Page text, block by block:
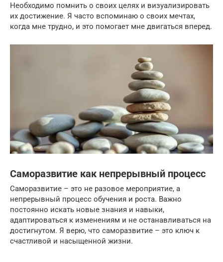
Необходимо помнить о своих целях и визуализировать
их достижение. Я часто вспоминаю о своих мечтах,
когда мне трудно, и это помогает мне двигаться вперед.
Саморазвитие как непрерывный процесс
Саморазвитие – это не разовое мероприятие, а
непрерывный процесс обучения и роста. Важно
постоянно искать новые знания и навыки,
адаптироваться к изменениям и не останавливаться на
достигнутом. Я верю, что саморазвитие – это ключ к
счастливой и насыщенной жизни.